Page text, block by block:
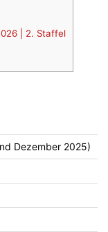
| 2. Staffel
Dezember 2025)